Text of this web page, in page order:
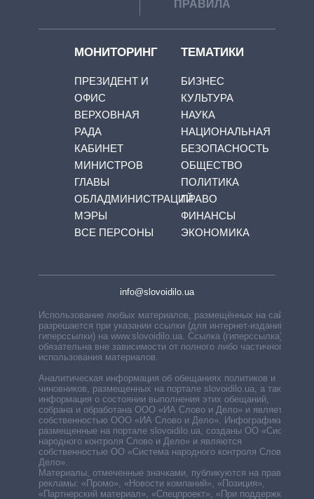
ПРАВИЛА
МОНИТОРИНГ
ПРЕЗИДЕНТ И
ОФИС
ВЕРХОВНАЯ
РАДА
КАБИНЕТ
МИНИСТРОВ
ГЛАВЫ
ОБЛАДМИНИСТРАЦИЙ
МЭРЫ
ВСЕ ПЕРСОНЫ
ТЕМАТИКИ
БИЗНЕС
КУЛЬТУРА
НАУКА
НАЦИОНАЛЬНАЯ
БЕЗОПАСНОСТЬ
ОБЩЕСТВО
ПОЛИТИКА
ПРАВО
ФИНАНСЫ
ЭКОНОМИКА
info@slovoidilo.ua
Использование любых материалов, размещённых на сайте,
разрешается при указании ссылки (для интернет-изданий —
гиперссылки) на www.slovoidilo.ua. Ссылка (гиперссылка)
обязательна вне зависимости от полного либо частичного
использования материалов.
Аналитическая информация об обещаниях политиков и
чиновников, размещенных на портале slovoidilo.ua, а также
информация о состоянии выполнения этих обещаний,
собрана и обработана ООО «ИА Слово и Дело» и является
собственностью ООО «ИА Слово и Дело». Инфографики,
размещенные на портале slovoidilo.ua, созданы ОО «Система
народного контроля Слово и Дело» и являются
собственностью ОО «Система народного контроля Слово и
Дело».
Материалы, отмеченные значками, публикуются на правах
рекламы: «Промо», «Новости компаний», «Позиция»,
«Партнерский материал», «Спецпроект», «При поддержке».